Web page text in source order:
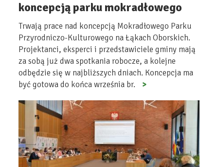
koncepcją parku mokradłowego
Trwają prace nad koncepcją Mokradłowego Parku
Przyrodniczo-Kulturowego na Łąkach Oborskich.
Projektanci, eksperci i przedstawiciele gminy mają
za sobą już dwa spotkania robocze, a kolejne
odbędzie się w najbliższych dniach. Koncepcja ma
być gotowa do końca września br.